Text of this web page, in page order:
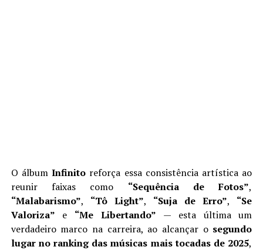
O álbumInfinito reforça essa consistência artística ao
reunir faixas como “Sequência de Fotos”,
“Malabarismo”, “Tô Light”, “Suja de Erro”, “Se
Valoriza” e “Me Libertando” — esta última um
verdadeiro marco na carreira, ao alcançar o segundo
lugar no ranking das músicas mais tocadas de 2025,